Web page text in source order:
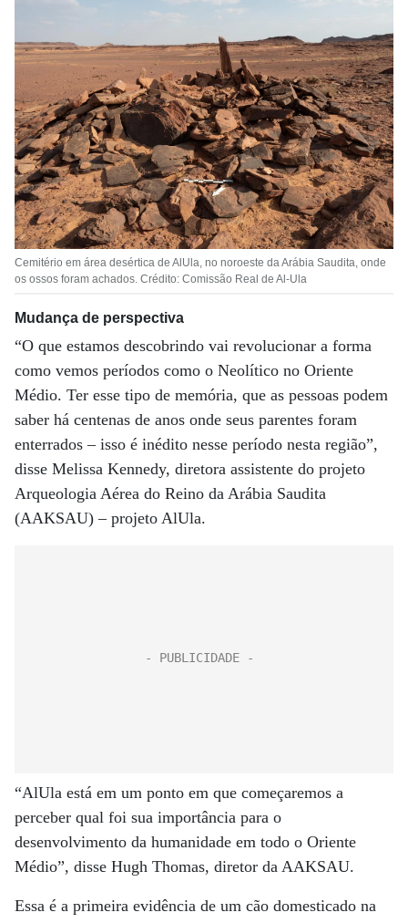
Cemitério em área desértica de AlUla, no noroeste da Arábia Saudita, onde
os ossos foram achados. Crédito: Comissão Real de Al-Ula
Mudança de perspectiva
“O que estamos descobrindo vai revolucionar a forma
como vemos períodos como o Neolítico no Oriente
Médio. Ter esse tipo de memória, que as pessoas podem
saber há centenas de anos onde seus parentes foram
enterrados – isso é inédito nesse período nesta região”,
disse Melissa Kennedy, diretora assistente do projeto
Arqueologia Aérea do Reino da Arábia Saudita
(AAKSAU) – projeto AlUla.
“AlUla está em um ponto em que começaremos a
perceber qual foi sua importância para o
desenvolvimento da humanidade em todo o Oriente
Médio”, disse Hugh Thomas, diretor da AAKSAU.
Essa é a primeira evidência de um cão domesticado na